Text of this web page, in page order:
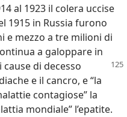
al 1923 il colera uccise
1915 in Russia furono
e mezzo a tre milioni di
a galoppare in
di decesso
e il cancro, e “la
contagiose” la
mondiale” l’epatite.